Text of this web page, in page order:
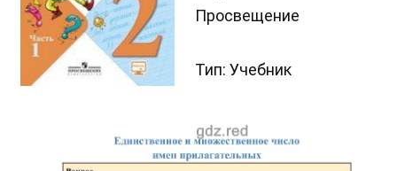
Просвещение
Тип: Учебник